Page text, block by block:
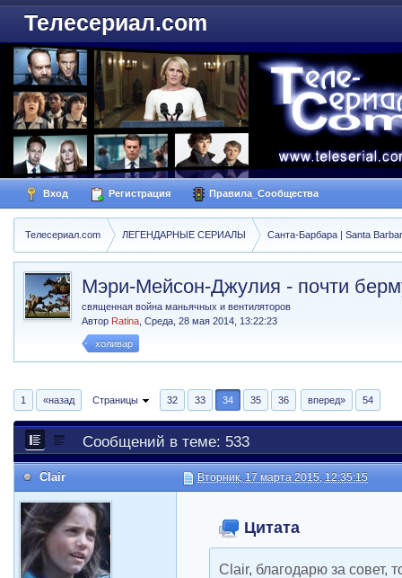
Телесериал.com
Вход Регистрация Правила_Сообщества
Телесериал.com ЛЕГЕНДАРНЫЕ СЕРИАЛЫ Санта-Барбара | Santa
Мэри-Мейсон-Джулия - почти
священная война маньячных и вентиляторов
Автор Ratina ,Среда, 28 мая 2014, 13:22:23
холивар
1 «назад Страницы 32 33 34 35 36 вперед» 54
Сообщений в теме: 533
Clair Вторник, 17 марта 2015, 12:35:15
Цитата
Clair, благодарю за совет,